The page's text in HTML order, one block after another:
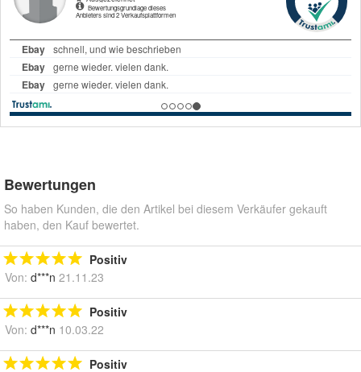
Bewertungen
So haben Kunden, die den Artikel bei diesem Verkäufer gekauft
haben, den Kauf bewertet.
Positiv
Von: d***n 21.11.23
Positiv
Von: d***n 10.03.22
Positiv